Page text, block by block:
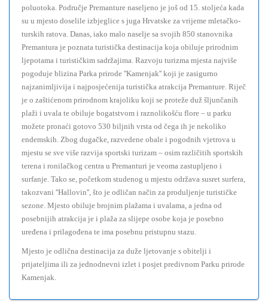
poluotoka. Područje Premanture naseljeno je još od 15. stoljeća kada
su u mjesto doselile izbjeglice s juga Hrvatske za vrijeme mletačko-
turskih ratova. Danas, iako malo naselje sa svojih 850 stanovnika
Premantura je poznata turistička destinacija koja obiluje prirodnim
ljepotama i turističkim sadržajima. Razvoju turizma mjesta najviše
pogoduje blizina Parka prirode ''Kamenjak'' koji je zasigurno
najzanimljivija i najposjećenija turistička atrakcija Premanture. Riječ
je o zaštićenom prirodnom krajoliku koji se proteže duž šljunčanih
plaži i uvala te obiluje bogatstvom i raznolikošću flore – u parku
možete pronaći gotovo 530 biljnih vrsta od čega ih je nekoliko
endemskih. Zbog dugačke, razvedene obale i pogodnih vjetrova u
mjestu se sve više razvija sportski turizam – osim različitih sportskih
terena i ronilačkog centra u Premanturi je veoma zastupljeno i
surfanje. Tako se, početkom studenog u mjestu održava susret surfera,
takozvani ''Hallovin'', što je odličan način za produljenje turističke
sezone. Mjesto obiluje brojnim plažama i uvalama, a jedna od
posebnijih atrakcija je i plaža za slijepe osobe koja je posebno
uređena i prilagođena te ima posebnu pristupnu stazu.
Mjesto je odlična destinacija za duže ljetovanje s obitelji i
prijateljima ili za jednodnevni izlet i posjet predivnom Parku prirode
Kamenjak.